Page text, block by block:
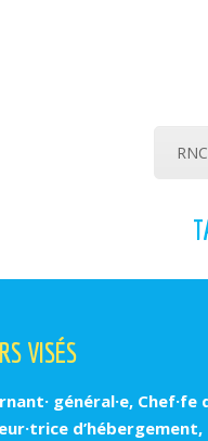
VISÉS
général·e,
d’hébergement,